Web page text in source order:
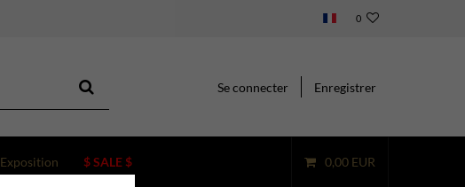
0
Se connecter Enregistrer
Exposition $ SALE $ 0,00 EUR